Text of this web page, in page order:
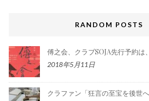
RANDOM POSTS
傅之会、クラブSOJA先行予約は
2018年5月11日
クラファン「狂言の至宝を後世